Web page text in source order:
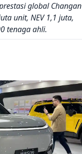
global Changan
unit, NEV 1,1 juta,
tenaga ahli.